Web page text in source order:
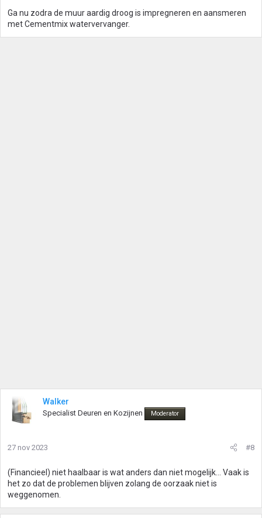
Ga nu zodra de muur aardig droog is impregneren en aansmeren
met Cementmix watervervanger.
Walker
Specialist Deuren en Kozijnen Moderator
27 nov 2023 #8
(Financieel) niet haalbaar is wat anders dan niet mogelijk... Vaak is
het zo dat de problemen blijven zolang de oorzaak niet is
weggenomen.